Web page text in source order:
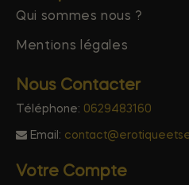
Qui sommes nous ?
Mentions légales
Nous Contacter
Téléphone: 0629483160
Email:
Votre Compte